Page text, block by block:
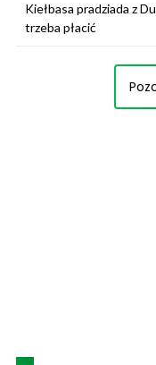
Kiełbasa pradziada z
trzeba płacić